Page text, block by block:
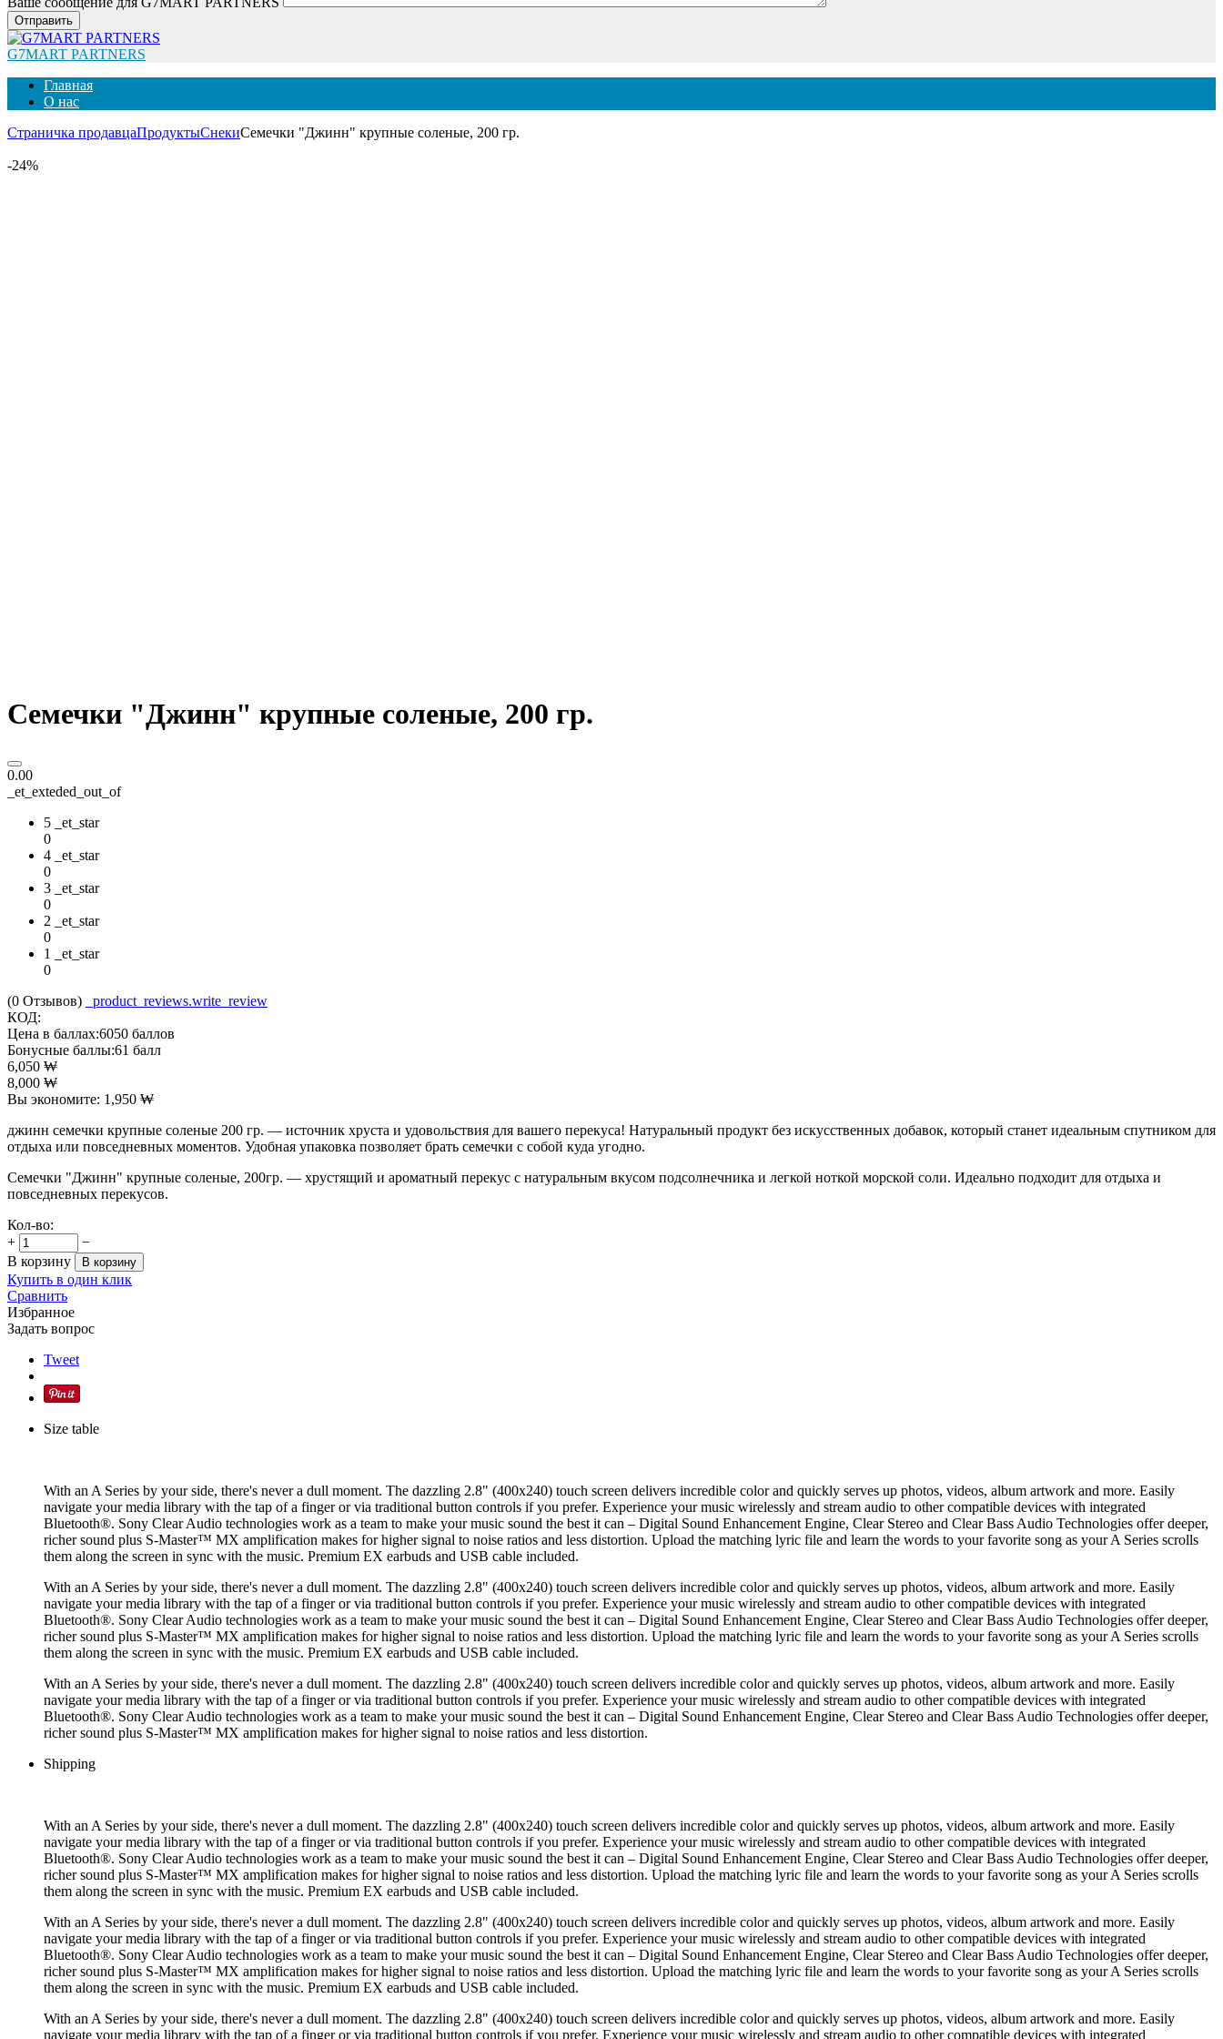
Отправить
G7MART PARTNERS
Главная
О нас
Страничка продавцаПродуктыСнекиСемечки "Джинн" крупные соленые, 200 гр.
-24%
Семечки "Джинн" крупные соленые, 200 гр.
0.00
_et_exteded_out_of
5 _et_star
0
4 _et_star
0
3 _et_star
0
2 _et_star
0
1 _et_star
0
(0 Отзывов)
_product_reviews.write_review
КОД:
Цена в баллах:6050 баллов
Бонусные баллы:61 балл
6,050 ₩
8,000 ₩
Вы экономите: 1,950 ₩
джинн семечки крупные соленые 200 гр. — источник хруста и удовольствия для вашего перекуса! Натуральный продукт без искусственных добавок, который станет идеальным спутником для
отдыха или повседневных моментов. Удобная упаковка позволяет брать семечки с собой куда угодно.
Семечки "Джинн" крупные соленые, 200гр. — хрустящий и ароматный перекус с натуральным вкусом подсолнечника и легкой ноткой морской соли. Идеально подходит для отдыха и
повседневных перекусов.
Кол-во:
+
−
В корзину
В корзину
Купить в один клик
Сравнить
Избранное
Задать вопрос
Tweet
Size table
With an A Series by your side, there's never a dull moment. The dazzling 2.8" (400x240) touch screen delivers incredible color and quickly serves up photos, videos, album artwork and more. Easily
navigate your media library with the tap of a finger or via traditional button controls if you prefer. Experience your music wirelessly and stream audio to other compatible devices with integrated
Bluetooth®. Sony Clear Audio technologies work as a team to make your music sound the best it can – Digital Sound Enhancement Engine, Clear Stereo and Clear Bass Audio Technologies offer deeper,
richer sound plus S-Master™ MX amplification makes for higher signal to noise ratios and less distortion. Upload the matching lyric file and learn the words to your favorite song as your A Series scrolls
them along the screen in sync with the music. Premium EX earbuds and USB cable included.
With an A Series by your side, there's never a dull moment. The dazzling 2.8" (400x240) touch screen delivers incredible color and quickly serves up photos, videos, album artwork and more. Easily
navigate your media library with the tap of a finger or via traditional button controls if you prefer. Experience your music wirelessly and stream audio to other compatible devices with integrated
Bluetooth®. Sony Clear Audio technologies work as a team to make your music sound the best it can – Digital Sound Enhancement Engine, Clear Stereo and Clear Bass Audio Technologies offer deeper,
richer sound plus S-Master™ MX amplification makes for higher signal to noise ratios and less distortion. Upload the matching lyric file and learn the words to your favorite song as your A Series scrolls
them along the screen in sync with the music. Premium EX earbuds and USB cable included.
With an A Series by your side, there's never a dull moment. The dazzling 2.8" (400x240) touch screen delivers incredible color and quickly serves up photos, videos, album artwork and more. Easily
navigate your media library with the tap of a finger or via traditional button controls if you prefer. Experience your music wirelessly and stream audio to other compatible devices with integrated
Bluetooth®. Sony Clear Audio technologies work as a team to make your music sound the best it can – Digital Sound Enhancement Engine, Clear Stereo and Clear Bass Audio Technologies offer deeper,
richer sound plus S-Master™ MX amplification makes for higher signal to noise ratios and less distortion.
Shipping
With an A Series by your side, there's never a dull moment. The dazzling 2.8" (400x240) touch screen delivers incredible color and quickly serves up photos, videos, album artwork and more. Easily
navigate your media library with the tap of a finger or via traditional button controls if you prefer. Experience your music wirelessly and stream audio to other compatible devices with integrated
Bluetooth®. Sony Clear Audio technologies work as a team to make your music sound the best it can – Digital Sound Enhancement Engine, Clear Stereo and Clear Bass Audio Technologies offer deeper,
richer sound plus S-Master™ MX amplification makes for higher signal to noise ratios and less distortion. Upload the matching lyric file and learn the words to your favorite song as your A Series scrolls
them along the screen in sync with the music. Premium EX earbuds and USB cable included.
With an A Series by your side, there's never a dull moment. The dazzling 2.8" (400x240) touch screen delivers incredible color and quickly serves up photos, videos, album artwork and more. Easily
navigate your media library with the tap of a finger or via traditional button controls if you prefer. Experience your music wirelessly and stream audio to other compatible devices with integrated
Bluetooth®. Sony Clear Audio technologies work as a team to make your music sound the best it can – Digital Sound Enhancement Engine, Clear Stereo and Clear Bass Audio Technologies offer deeper,
richer sound plus S-Master™ MX amplification makes for higher signal to noise ratios and less distortion. Upload the matching lyric file and learn the words to your favorite song as your A Series scrolls
them along the screen in sync with the music. Premium EX earbuds and USB cable included.
With an A Series by your side, there's never a dull moment. The dazzling 2.8" (400x240) touch screen delivers incredible color and quickly serves up photos, videos, album artwork and more. Easily
navigate your media library with the tap of a finger or via traditional button controls if you prefer. Experience your music wirelessly and stream audio to other compatible devices with integrated